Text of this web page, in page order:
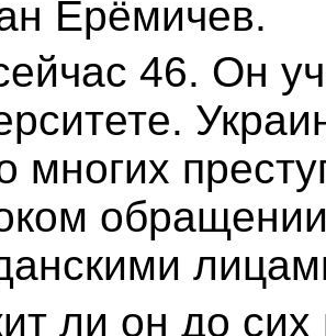
Ерёмичев.
46. Он
многих
ли он до сих